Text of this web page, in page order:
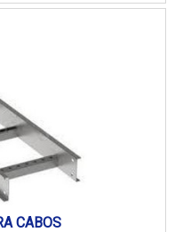
encontramos
SOBRE
Piralux
em
CABOS